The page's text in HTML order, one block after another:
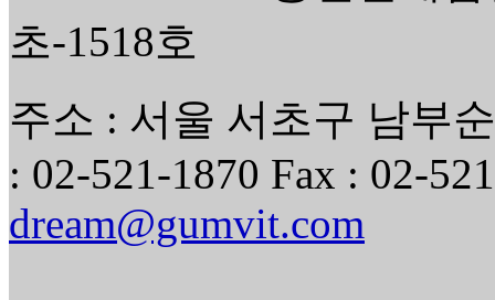
초-1518호
주소 : 서울 서초구 남부
: 02-521-1870 Fax : 02-
dream@gumvit.com